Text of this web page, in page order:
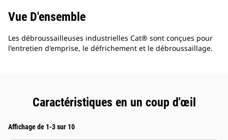
Vue D'ensemble
Les débroussailleuses industrielles Cat® sont conçues pour
l'entretien d'emprise, le défrichement et le débroussaillage.
Caractéristiques en un coup d'œil
Affichage de 1-3 sur 10